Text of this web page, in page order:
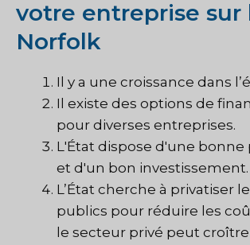
votre entreprise sur
Norfolk
Il y a une croissance dans
Il existe des options de
pour diverses entreprises.
L'État dispose d'une bonne
et d'un bon investissement.
L’État cherche à privatiser
publics pour réduire les
le secteur privé peut croître